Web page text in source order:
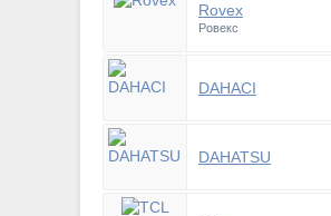
Rovex
Ровекс
DAHACI
DAHATSU